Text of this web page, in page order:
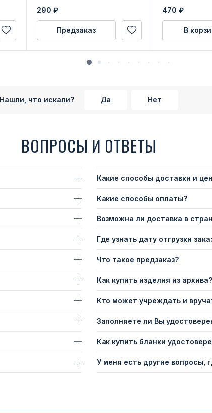
290 ₽
Предзаказ
470 ₽
В
Нашли, что искали? Да Нет
ВОПРОСЫ И ОТВЕТЫ
Какие способы доставки и
Какие способы оплаты?
Возможна ли доставка в
Где узнать дату отгрузки
Что такое предзаказ?
Как купить изделия из архива?
Кто может учреждать и
Заполняете ли Вы
Как купить бланки
У меня есть другие вопросы,